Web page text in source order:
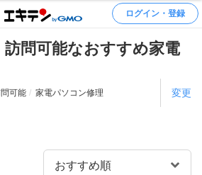
ログイン・登録
訪問可能なおすすめ家電
可能 家電パソコン修理 変更